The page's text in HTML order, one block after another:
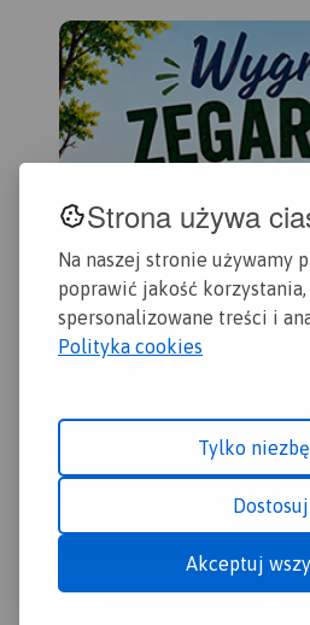
Strona używa
Na naszej stronie używamy
poprawić jakość
spersonalizowane treści i
Polityka cookies
Tylko
Dostosuj
Akceptuj
podkarpackich miejscowości.